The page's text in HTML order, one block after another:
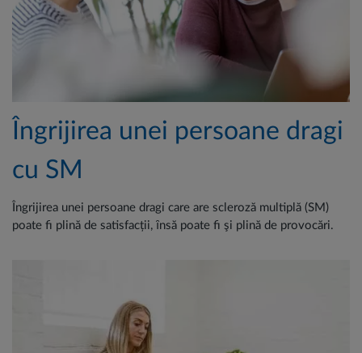
Îngrijirea unei persoane dragi
cu SM
Îngrijirea unei persoane dragi care are scleroză multiplă (SM)
poate fi plină de satisfacții, ȋnsă poate fi şi plină de provocări.